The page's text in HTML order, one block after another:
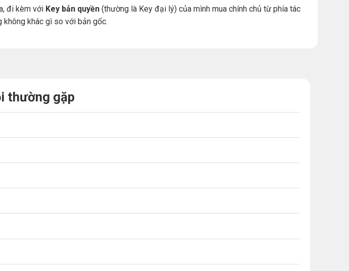
đi kèm với Key bản quyền (thường là Key đại lý) của mình mua chính chủ từ phía tác
không khác gì so với bản gốc.
thường gặp